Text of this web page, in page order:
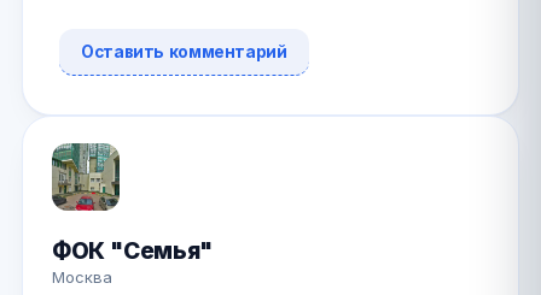
Оставить комментарий
ФОК "Семья"
Москва